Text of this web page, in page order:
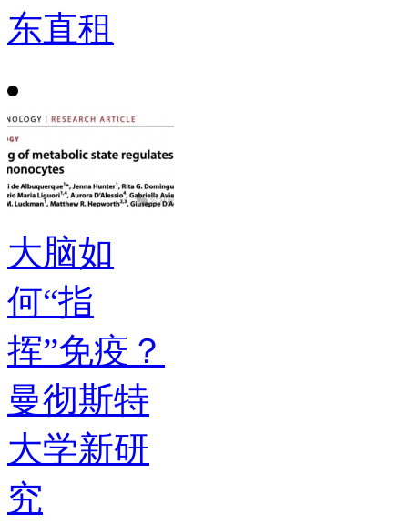
东直租
大脑如
何“指
挥”免疫？
曼彻斯特
大学新研
究